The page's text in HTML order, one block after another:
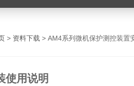
> 资料下载 > AM4系列微机保护测控装置
使用说明